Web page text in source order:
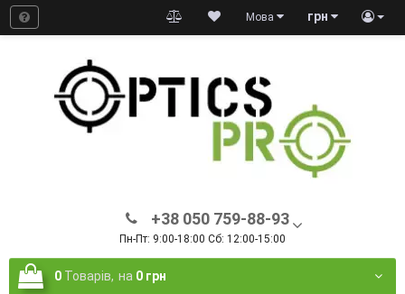
грн
Мова
+38 050 759-88-93
Пн-Пт: 9:00-18:00 Сб: 12:00-15:00
0 Товарів, на 0 грн